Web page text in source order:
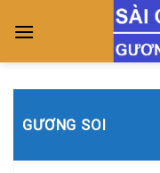
GƯƠNG SOI